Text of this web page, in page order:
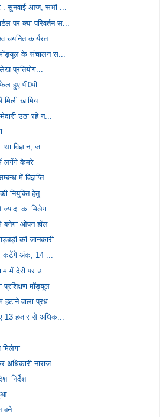
: सुनवाई आज, सभी ...
पर क्या परिवर्तन स...
चयनित कार्यरत...
मॉड्यूल के संचालन स...
प्रतियोग...
फेल हुए पी0पी...
मिली खामिय...
उठा रहे न...
विज्ञान, ज...
में लगेंगे कैमरे
में विज्ञप्ति ...
नियुक्ति हेतु ...
का मिलेग...
बनेगा ओपन हॉल
की जानकारी
कटेंगे अंक, 14 ...
में देरी पर उ...
मॉड्यूल
हटाने वाला प्रध...
13 हजार से अधिक...
मिलेगा
अधिकारी नाराज
निर्देश
बने